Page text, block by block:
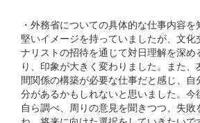
・外務省についての具体的な仕事内容
堅いイメージを持っていましたが、文化
ナリストの招待を通じて対日理解を深め
り、印象が大きく変わりました。また、
間関係の構築が必要な仕事だと感じ、自
分があるかもしれないと思いました。今
自ら調べ、周りの意見を聞きつつ、失